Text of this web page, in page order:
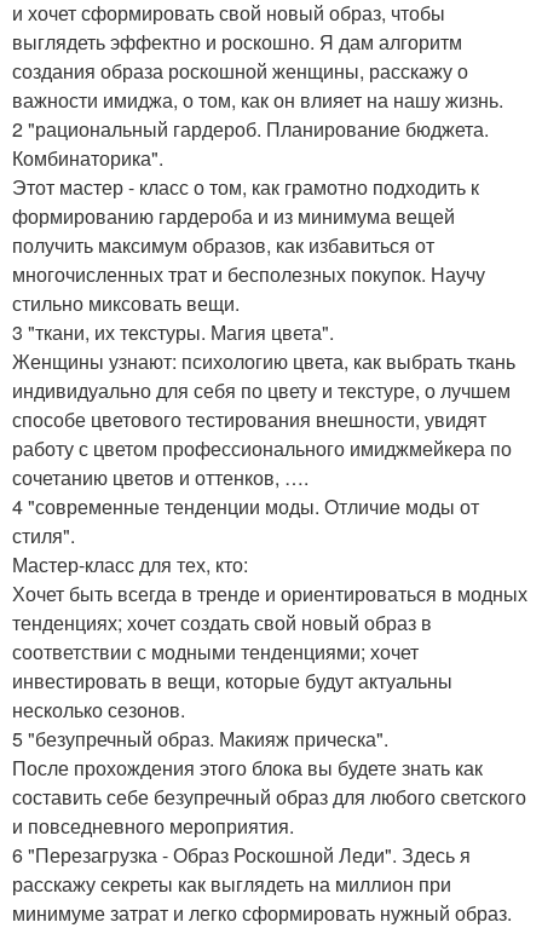
и хочет сформировать свой новый образ, чтобы
выглядеть эффектно и роскошно. Я дам алгоритм
создания образа роскошной женщины, расскажу о
важности имиджа, о том, как он влияет на нашу жизнь.
2 "рациональный гардероб. Планирование бюджета.
Комбинаторика".
Этот мастер - класс о том, как грамотно подходить к
формированию гардероба и из минимума вещей
получить максимум образов, как избавиться от
многочисленных трат и бесполезных покупок. Научу
стильно миксовать вещи.
3 "ткани, их текстуры. Магия цвета".
Женщины узнают: психологию цвета, как выбрать ткань
индивидуально для себя по цвету и текстуре, о лучшем
способе цветового тестирования внешности, увидят
работу с цветом профессионального имиджмейкера по
сочетанию цветов и оттенков, ….
4 "современные тенденции моды. Отличие моды от
стиля".
Мастер-класс для тех, кто:
Хочет быть всегда в тренде и ориентироваться в модных
тенденциях; хочет создать свой новый образ в
соответствии с модными тенденциями; хочет
инвестировать в вещи, которые будут актуальны
несколько сезонов.
5 "безупречный образ. Макияж прическа".
После прохождения этого блока вы будете знать как
составить себе безупречный образ для любого светского
и повседневного мероприятия.
6 "Перезагрузка - Образ Роскошной Леди". Здесь я
расскажу секреты как выглядеть на миллион при
минимуме затрат и легко сформировать нужный образ.